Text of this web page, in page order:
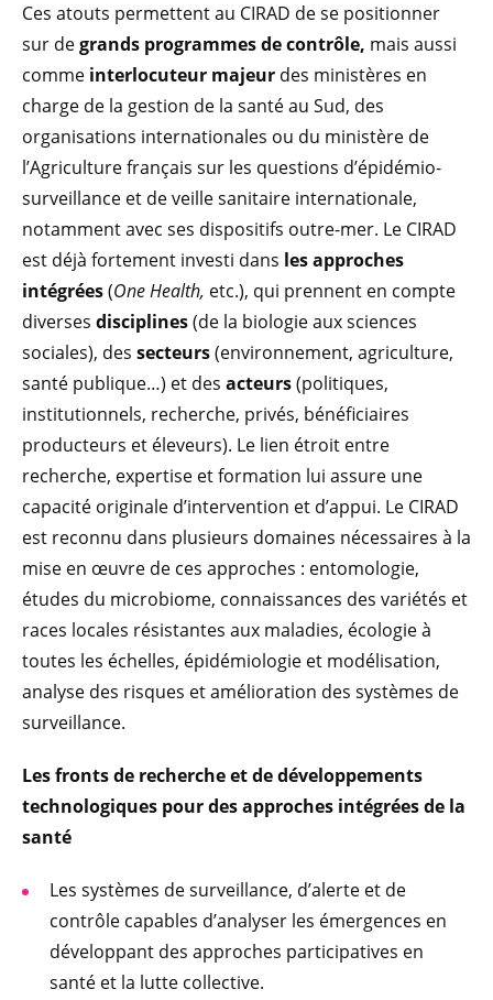
Ces atouts permettent au CIRAD de se positionner
sur degrands programmes de contrôle, mais aussi
comme interlocuteur majeur des ministères en
charge de la gestion de la santé au Sud, des
organisations internationales ou du ministère de
l’Agriculture français sur les questions d’épidémio-
surveillance et de veille sanitaire internationale,
notamment avec ses dispositifs outre-mer. Le CIRAD
est déjà fortement investi dans les approches
intégrées(One Health, etc.), qui prennent en compte
diverses disciplines(de la biologie aux sciences
sociales), des secteurs(environnement, agriculture,
santé publique…) et des acteurs(politiques,
institutionnels, recherche, privés, bénéficiaires
producteurs et éleveurs). Le lien étroit entre
recherche, expertise et formation lui assure une
capacité originale d’intervention et d’appui. Le CIRAD
est reconnu dans plusieurs domaines nécessaires à la
mise en œuvre de ces approches : entomologie,
études du microbiome, connaissances des variétés et
races locales résistantes aux maladies, écologie à
toutes les échelles, épidémiologie et modélisation,
analyse des risques et amélioration des systèmes de
surveillance.
Les fronts de recherche et de développements
technologiques pour des approches intégrées de la
santé
Les systèmes de surveillance, d’alerte et de
contrôle capables d’analyser les émergences en
développant des approches participatives en
santé et la lutte collective.